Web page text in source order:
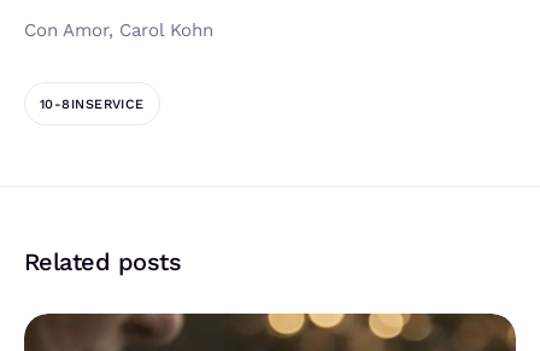
Con Amor, Carol Kohn
10-8INSERVICE
Related posts